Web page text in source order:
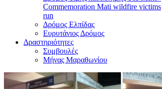
Commemoration Mati wildfire victims
run
Δρόμος Ελπίδας
Ευρυτάνιος Δρόμος
Δραστηριότητες
Συμβουλές
Μήνας Μαραθωνίου